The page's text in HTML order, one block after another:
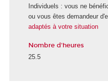
Individuels : vous ne
ou vous êtes demandeur
adaptés à votre situation
Nombre d'heures
25.5